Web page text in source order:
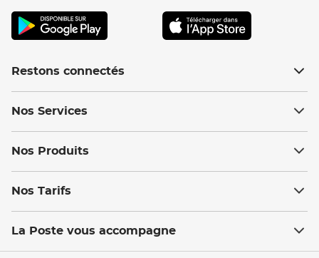
Restons connectés
Nos Services
Nos Produits
Nos Tarifs
La Poste vous accompagne